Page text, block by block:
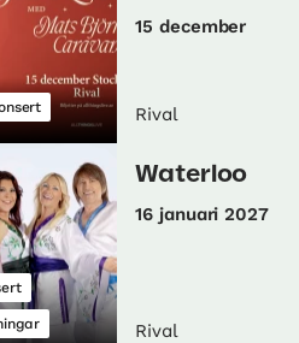
15 december
Rival
Waterloo
16 januari 2027
Rival